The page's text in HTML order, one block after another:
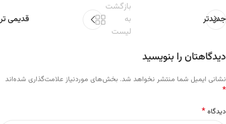
جدیدتر
بازگشت
به
لیست
قدیمی تر
دیدگاهتان را بنویسید
نشانی ایمیل شما منتشر نخواهد شد. بخش‌های موردنیاز علامت‌گذاری شده‌اند
*
دیدگاه*